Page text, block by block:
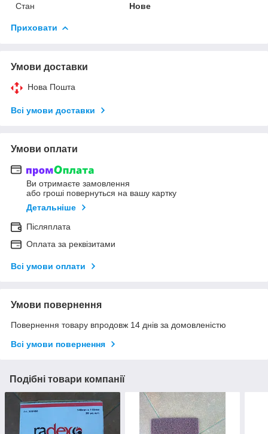
Стан
Нове
Приховати
Умови доставки
Нова Пошта
Всі умови доставки
Умови оплати
Ви отримаєте замовлення
або гроші повернуться на вашу картку
Детальніше
Післяплата
Оплата за реквізитами
Всі умови оплати
Умови повернення
Повернення товару впродовж 14 днів за домовленістю
Всі умови повернення
Подібні товари компанії